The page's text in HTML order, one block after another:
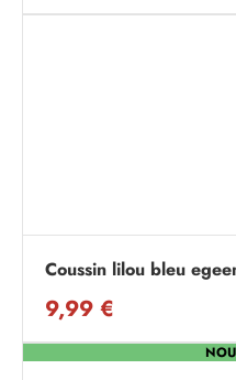
Coussin lilou bleu
9,99 €